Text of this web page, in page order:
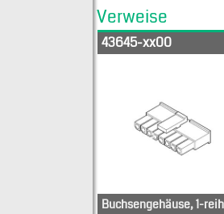
Verweise
43645-xx00
Buchsengehäuse, 1-